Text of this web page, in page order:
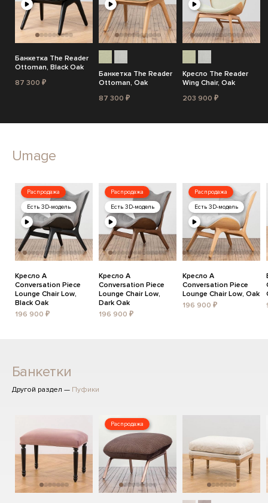
Банкетка The Reader
Ottoman, Black Oak
87 300 ₽
Банкетка The Reader
Ottoman, Oak
87 300 ₽
Кресло The Reader
Wing Chair, Oak
203 900 ₽
Umage
Распродажа
Есть 3D-модель
Кресло A
Conversation Piece
Lounge Chair Low,
Black Oak
196 900 ₽
Распродажа
Есть 3D-модель
Кресло A
Conversation Piece
Lounge Chair Low,
Dark Oak
196 900 ₽
Распродажа
Есть 3D-модель
Кресло A
Conversation Piece
Lounge Chair Low, Oak
196 900 ₽
Банкетки
Другой раздел — Пуфики
Распродажа